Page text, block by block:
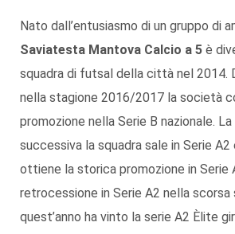
Nato dall’entusiasmo di un gruppo di
Saviatesta Mantova Calcio a 5 è
squadra di futsal della città nel 2014.
nella stagione 2016/2017 la società
promozione nella Serie B nazionale.
successiva la squadra sale in Serie
ottiene la storica promozione in Serie
retrocessione in Serie A2 nella scorsa
quest’anno ha vinto la serie A2 Èlite